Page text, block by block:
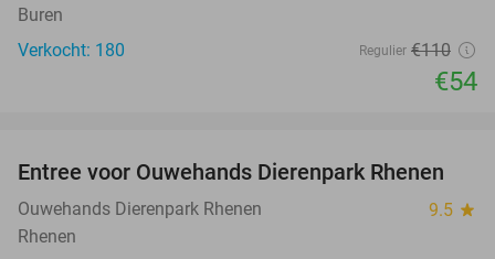
Buren
Verkocht: 180
Regulier €110
€54
19%
Entree voor Ouwehands Dierenpark Rhenen
Ouwehands Dierenpark Rhenen 9.5 star
Rhenen